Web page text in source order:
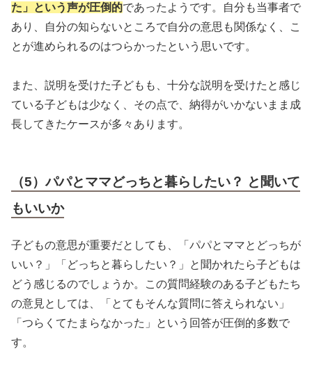
た」という声が圧倒的であったようです。自分も当事者で
あり、自分の知らないところで自分の意思も関係なく、こ
とが進められるのはつらかったという思いです。
また、説明を受けた子どもも、十分な説明を受けたと感じ
ている子どもは少なく、その点で、納得がいかないまま成
長してきたケースが多々あります。
（5）パパとママどっちと暮らしたい？ と聞いて
もいいか
子どもの意思が重要だとしても、「パパとママとどっちが
いい？」「どっちと暮らしたい？」と聞かれたら子どもは
どう感じるのでしょうか。この質問経験のある子どもたち
の意見としては、「とてもそんな質問に答えられない」
「つらくてたまらなかった」という回答が圧倒的多数で
す。